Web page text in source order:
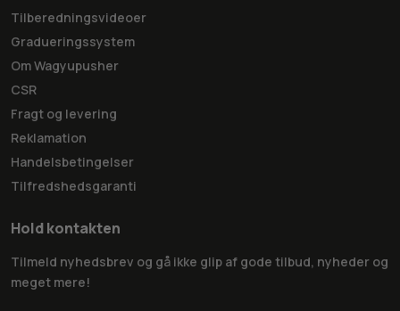
Tilberedningsvideoer
Gradueringssystem
Om Wagyupusher
CSR
Fragt og levering
Reklamation
Handelsbetingelser
Tilfredshedsgaranti
Hold kontakten
Tilmeld nyhedsbrev og gå ikke glip af gode tilbud, nyheder og
meget mere!